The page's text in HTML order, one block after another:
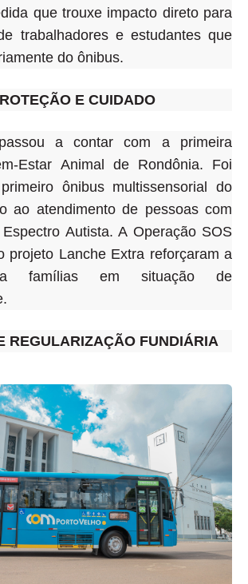
que trouxe impacto direto para
trabalhadores e estudantes que
do ônibus.
E CUIDADO
a contar com a primeira
Estar Animal de Rondônia. Foi
ônibus multissensorial do
ao atendimento de pessoas com
Autista. A Operação SOS
projeto Lanche Extra reforçaram a
a famílias em situação de
REGULARIZAÇÃO FUNDIÁRIA